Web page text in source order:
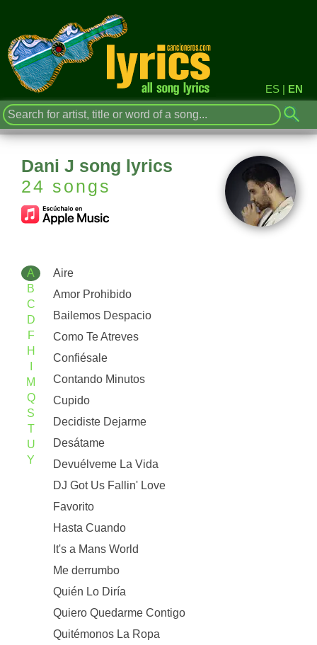
ES | EN
Dani J song lyrics
24 songs
A
B
C
D
F
H
M
Q
S
T
U
Y
Aire
Amor Prohibido
Bailemos Despacio
Como Te Atreves
Confiésale
Contando Minutos
Cupido
Decidiste Dejarme
Desátame
Devuélveme La Vida
DJ Got Us Fallin' Love
Favorito
Hasta Cuando
It's a Mans World
Me derrumbo
Quién Lo Diría
Quiero Quedarme Contigo
Quitémonos La Ropa